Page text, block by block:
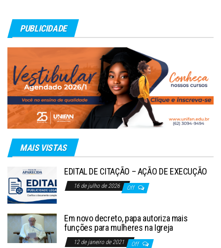
PUBLICIDADE
MAIS VISTAS
EDITAL DE CITAÇÃO – AÇÃO DE EXECUÇÃO
16 de julho de 2026 Off
Em novo decreto, papa autoriza mais
funções para mulheres na Igreja
12 de janeiro de 2021 Off